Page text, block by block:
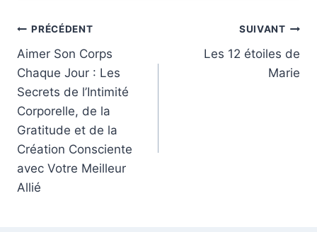
Navigation
de
l’article
PRÉCÉDENT
Aimer Son Corps
Chaque Jour : Les
Secrets de l’Intimité
Corporelle, de la
Gratitude et de la
Création Consciente
avec Votre Meilleur
Allié
SUIVANT
Les 12 étoiles de
Marie